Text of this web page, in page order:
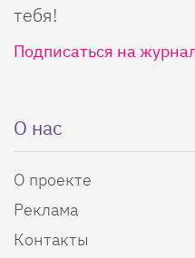
тебя!
Подписаться на
О нас
О проекте
Реклама
Контакты